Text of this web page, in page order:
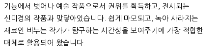
기능에서 벗어나 예술 작품으로서 권위를 획득하고, 전시되는
신미경의 작품과 맞닿아있습니다. 쉽게 마모되고, 녹아 사라지는
재료인 비누는 작가가 탐구하는 시간성을 보여주기에 가장 적합한
매체로 활용되어 왔습니다.